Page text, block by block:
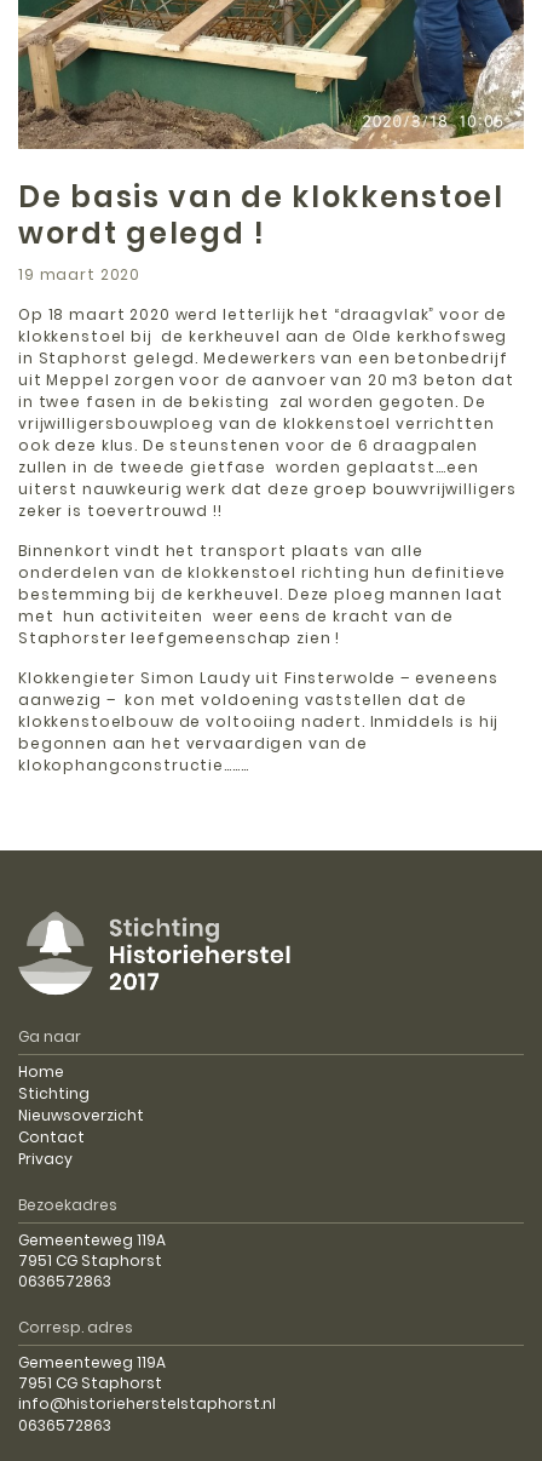
De basis van de klokkenstoel
wordt gelegd !
19 maart 2020
Op 18 maart 2020 werd letterlijk het “draagvlak” voor de
klokkenstoel bij de kerkheuvel aan de Olde kerkhofsweg
in Staphorst gelegd. Medewerkers van een betonbedrijf
uit Meppel zorgen voor de aanvoer van 20 m3 beton dat
in twee fasen in de bekisting zal worden gegoten. De
vrijwilligersbouwploeg van de klokkenstoel verrichtten
ook deze klus. De steunstenen voor de 6 draagpalen
zullen in de tweede gietfase worden geplaatst….een
uiterst nauwkeurig werk dat deze groep bouwvrijwilligers
zeker is toevertrouwd !!
Binnenkort vindt het transport plaats van alle
onderdelen van de klokkenstoel richting hun definitieve
bestemming bij de kerkheuvel. Deze ploeg mannen laat
met hun activiteiten weer eens de kracht van de
Staphorster leefgemeenschap zien !
Klokkengieter Simon Laudy uit Finsterwolde – eveneens
aanwezig – kon met voldoening vaststellen dat de
klokkenstoelbouw de voltooiing nadert. Inmiddels is hij
begonnen aan het vervaardigen van de
klokophangconstructie………
Ga naar
Home
Stichting
Nieuwsoverzicht
Contact
Privacy
Bezoekadres
Gemeenteweg 119A
7951 CG Staphorst
0636572863
Corresp. adres
Gemeenteweg 119A
7951 CG Staphorst
info@historieherstelstaphorst.nl
0636572863